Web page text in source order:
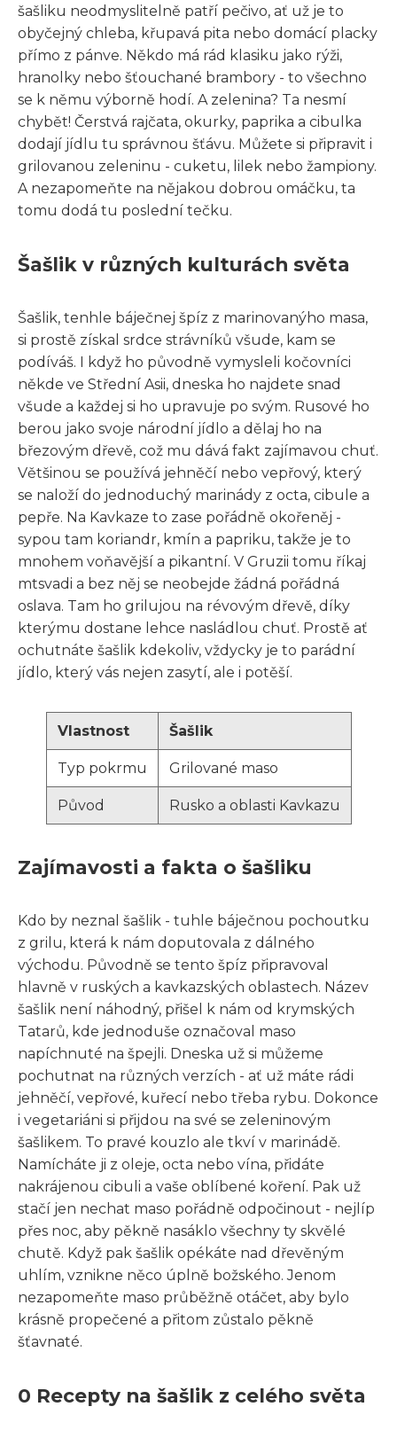
šašliku neodmyslitelně patří pečivo, ať už je to
obyčejný chleba, křupavá pita nebo domácí placky
přímo z pánve. Někdo má rád klasiku jako rýži,
hranolky nebo šťouchané brambory - to všechno
se k němu výborně hodí. A zelenina? Ta nesmí
chybět! Čerstvá rajčata, okurky, paprika a cibulka
dodají jídlu tu správnou šťávu. Můžete si připravit i
grilovanou zeleninu - cuketu, lilek nebo žampiony.
A nezapomeňte na nějakou dobrou omáčku, ta
tomu dodá tu poslední tečku.
Šašlik v různých kulturách světa
Šašlik, tenhle báječnej špíz z marinovanýho masa,
si prostě získal srdce strávníků všude, kam se
podíváš. I když ho původně vymysleli kočovníci
někde ve Střední Asii, dneska ho najdete snad
všude a každej si ho upravuje po svým. Rusové ho
berou jako svoje národní jídlo a dělaj ho na
březovým dřevě, což mu dává fakt zajímavou chuť.
Většinou se používá jehněčí nebo vepřový, který
se naloží do jednoduchý marinády z octa, cibule a
pepře. Na Kavkaze to zase pořádně okořeněj -
sypou tam koriandr, kmín a papriku, takže je to
mnohem voňavější a pikantní. V Gruzii tomu říkaj
mtsvadi a bez něj se neobejde žádná pořádná
oslava. Tam ho grilujou na révovým dřevě, díky
kterýmu dostane lehce nasládlou chuť. Prostě ať
ochutnáte šašlik kdekoliv, vždycky je to parádní
jídlo, který vás nejen zasytí, ale i potěší.
Vlastnost Šašlik
Typ pokrmu Grilované maso
Původ Rusko a oblasti Kavkazu
Zajímavosti a fakta o šašliku
Kdo by neznal šašlik - tuhle báječnou pochoutku
z grilu, která k nám doputovala z dálného
východu. Původně se tento špíz připravoval
hlavně v ruských a kavkazských oblastech. Název
šašlik není náhodný, přišel k nám od krymských
Tatarů, kde jednoduše označoval maso
napíchnuté na špejli. Dneska už si můžeme
pochutnat na různých verzích - ať už máte rádi
jehněčí, vepřové, kuřecí nebo třeba rybu. Dokonce
i vegetariáni si přijdou na své se zeleninovým
šašlikem. To pravé kouzlo ale tkví v marinádě.
Namícháte ji z oleje, octa nebo vína, přidáte
nakrájenou cibuli a vaše oblíbené koření. Pak už
stačí jen nechat maso pořádně odpočinout - nejlíp
přes noc, aby pěkně nasáklo všechny ty skvělé
chutě. Když pak šašlik opékáte nad dřevěným
uhlím, vznikne něco úplně božského. Jenom
nezapomeňte maso průběžně otáčet, aby bylo
krásně propečené a přitom zůstalo pěkně
šťavnaté.
0 Recepty na šašlik z celého světa